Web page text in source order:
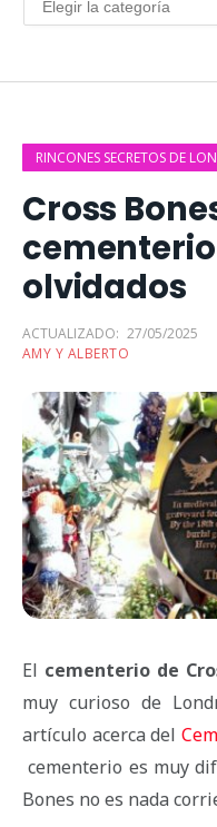
RINCONES SECRETOS DE
Cross
olvidados
ACTUALIZADO: 27/05/2025
AMY Y ALBERTO
El cementerio de
muy curioso de
artículo acerca del
cementerio es muy
Bones no es nada